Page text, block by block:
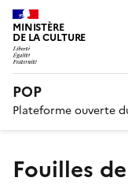
MINISTÈRE
DE LA CULTURE
POP
Plateforme ouverte
Fouilles de